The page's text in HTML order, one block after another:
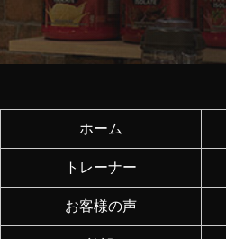
ホーム
トレーナー
お客様の声